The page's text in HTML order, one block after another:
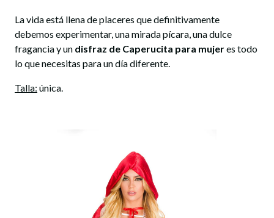
La vida está llena de placeres que definitivamente
debemos experimentar, una mirada pícara, una dulce
fragancia y un disfraz de Caperucita para mujeres todo
lo que necesitas para un día diferente.
Talla: única.